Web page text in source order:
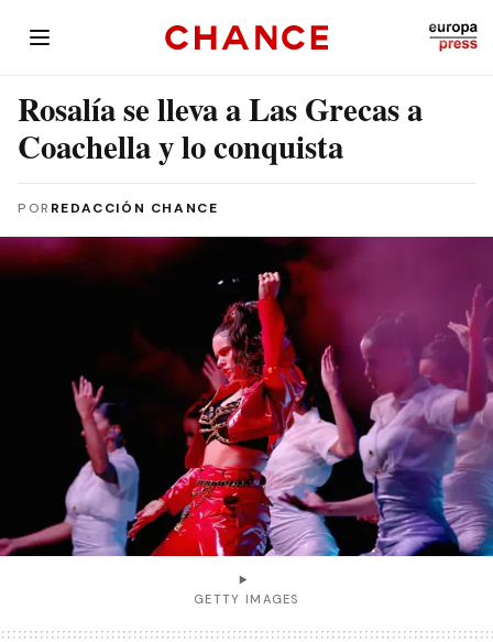
Rosalía se lleva a Las Grecas a
Coachella y lo conquista
POR REDACCIÓN CHANCE
GETTY IMAGES